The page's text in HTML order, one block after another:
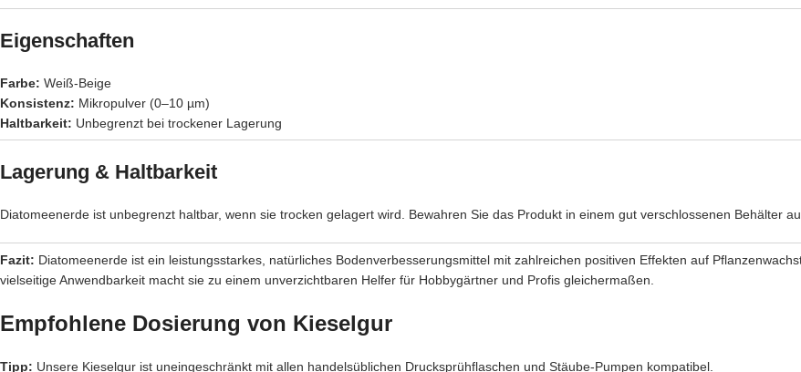
Eigenschaften
Farbe: Weiß-Beige
Konsistenz: Mikropulver (0–10 µm)
Haltbarkeit: Unbegrenzt bei trockener Lagerung
Lagerung & Haltbarkeit
Diatomeenerde ist unbegrenzt haltbar, wenn sie trocken gelagert wird. Bewahren Sie das Produkt in einem gut verschlossenen Behälter
Fazit: Diatomeenerde ist ein leistungsstarkes, natürliches Bodenverbesserungsmittel mit zahlreichen positiven Effekten auf
vielseitige Anwendbarkeit macht sie zu einem unverzichtbaren Helfer für Hobbygärtner und Profis gleichermaßen.
Empfohlene Dosierung von Kieselgur
Tipp: Unsere Kieselgur ist uneingeschränkt mit allen handelsüblichen Drucksprühflaschen und Stäube-Pumpen kompatibel.